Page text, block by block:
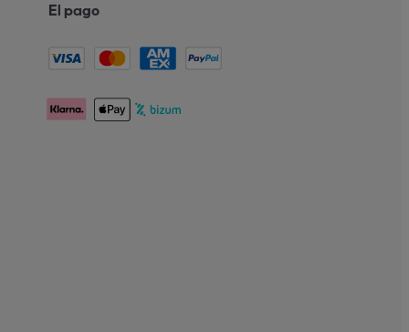
El pago